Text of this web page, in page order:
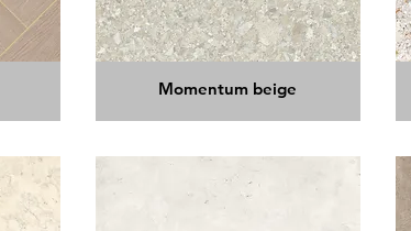
Momentum beige